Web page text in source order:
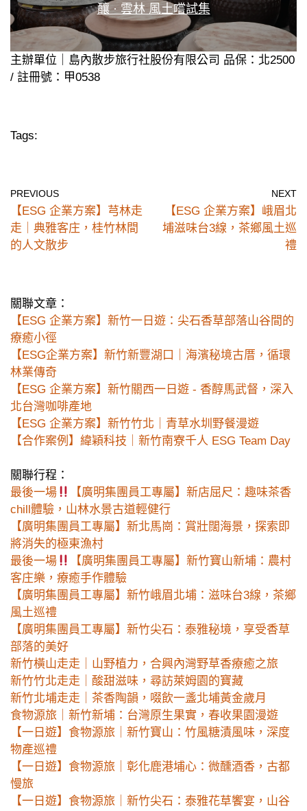
釀 · 雲林 風土嚐試集
主辦單位｜島內散步旅行社股份有限公司 品保：北2500
/ 註冊號：甲0538
Tags:
PREVIOUS
【ESG 企業方案】芎林走
走｜典雅客庄，桂竹林間
的人文散步
NEXT
【ESG 企業方案】峨眉北
埔滋味台3線，茶鄉風土巡
禮
關聯文章：
【ESG 企業方案】新竹一日遊：尖石香草部落山谷間的
療癒小徑
【ESG企業方案】新竹新豐湖口｜海濱秘境古厝，循環
林業傳奇
【ESG 企業方案】新竹關西一日遊 - 香醇馬武督，深入
北台灣咖啡產地
【ESG 企業方案】新竹竹北｜青草水圳野餐漫遊
【合作案例】緯穎科技｜新竹南寮千人 ESG Team Day
關聯行程：
最後一場
【廣明集團員工專屬】新店屈尺：趣味茶香
chill體驗，山林水景古道輕健行
【廣明集團員工專屬】新北馬崗：賞壯闊海景，探索即
將消失的極東漁村
最後一場
【廣明集團員工專屬】新竹寶山新埔：農村
客庄樂，療癒手作體驗
【廣明集團員工專屬】新竹峨眉北埔：滋味台3線，茶鄉
風土巡禮
【廣明集團員工專屬】新竹尖石：泰雅秘境，享受香草
部落的美好
新竹橫山走走｜山野植力，合興內灣野草香療癒之旅
新竹竹北走走｜酸甜滋味，尋訪萊姆園的寶藏
新竹北埔走走｜茶香陶韻，啜飲一盞北埔黃金歲月
食物源旅｜新竹新埔：台灣原生果實，春收果園漫遊
【一日遊】食物源旅｜新竹寶山：竹風糖漬風味，深度
物產巡禮
【一日遊】食物源旅｜彰化鹿港埔心：微醺酒香，古都
慢旅
【一日遊】食物源旅｜新竹尖石：泰雅花草饗宴，山谷